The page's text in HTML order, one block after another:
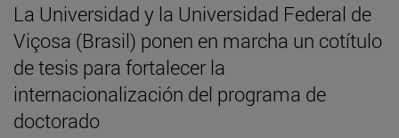
La Universidad y la Universidad Federal de
Viçosa (Brasil) ponen en marcha un cotítulo
de tesis para fortalecer la
internacionalización del programa de
doctorado